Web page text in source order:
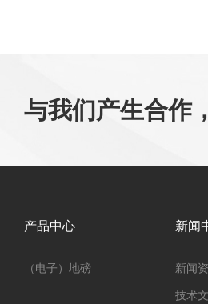
与我们产生合作
产品中心
（电子）地磅
新闻
新闻
技术